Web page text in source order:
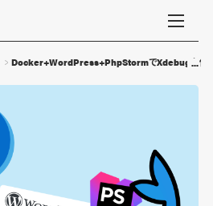
Docker+WordPress+PhpStormでXdebugを使